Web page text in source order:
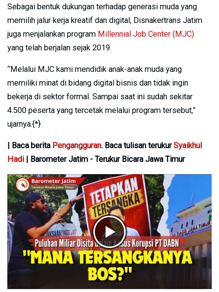
Sebagai bentuk dukungan terhadap generasi muda yang
memilih jalur kerja kreatif dan digital, Disnakertrans Jatim
juga menjalankan program Millennial Job Center (MJC)
yang telah berjalan sejak 2019.
“Melalui MJC kami mendidik anak-anak muda yang
memiliki minat di bidang digital bisnis dan tidak ingin
bekerja di sektor formal. Sampai saat ini sudah sekitar
4.500 peserta yang tercetak melalui program tersebut,”
ujarnya.{*}
| Baca berita Pengangguran. Baca tulisan terukurSyaikhul
Hadi | Barometer Jatim - Terukur Bicara Jawa Timur